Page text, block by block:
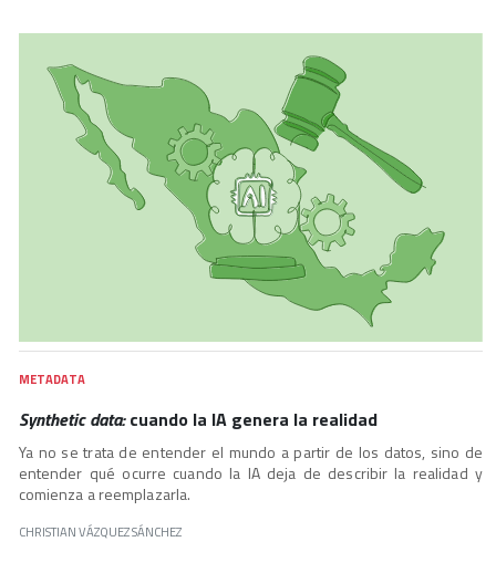
METADATA
Synthetic data:cuando la IA genera la realidad
Ya no se trata de entender el mundo a partir de los datos, sino de
entender qué ocurre cuando la IA deja de describir la realidad y
comienza a reemplazarla.
CHRISTIAN VÁZQUEZ SÁNCHEZ